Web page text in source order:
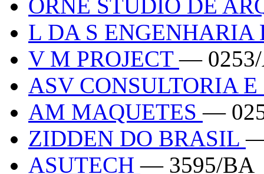
ORNE STUDIO DE
L DA S ENGENHARIA
V M PROJECT—
ASV CONSULTORIA
AM MAQUETES—
ZIDDEN DO BRASIL
ASUTECH— 3595/BA